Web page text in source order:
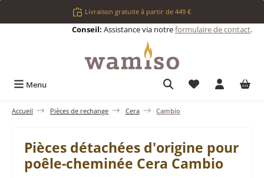
Passer au contenu principalLivraison gratuite à partir de 449 €
Conseil: Assistance via notreformulaire de contact.
Menu Vous avez 0
Accueil Pièces de rechange Cera Cambio
Pièces détachées d'origine pour
poêle-cheminée Cera Cambio